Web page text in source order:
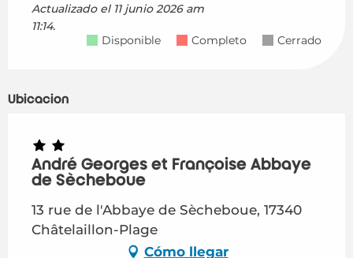
Actualizado el11 junio 2026 am
11:14.
Disponible
Completo Cerrado
Ubicación
André Georges et Françoise Abbaye
de Sècheboue
13 rue de l'Abbaye de Sècheboue, 17340
Châtelaillon-Plage
Cómo llegar